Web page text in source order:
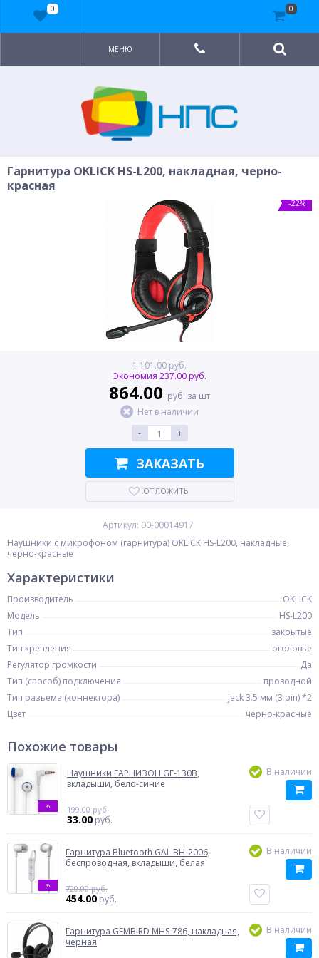
МЕНЮ
Гарнитура OKLICK HS-L200, накладная, черно-
красная
-22%
1 101.00 руб.
Экономия 237.00 руб.
864.00 руб. за шт
Нет в наличии
-
+
ЗАКАЗАТЬ
ОТЛОЖИТЬ
Артикул: 00-00014917
Наушники с микрофоном (гарнитура) OKLICK HS-L200, накладные,
черно-красные
Характеристики
Производитель
OKLICK
Модель
HS-L200
Тип
закрытые
Тип крепления
оголовье
Регулятор громкости
Да
Тип (способ) подключения
проводной
Тип разъема (коннектора)
jack 3.5 мм (3 pin) *2
Цвет
черно-красные
Похожие товары
%
Наушники ГАРНИЗОН GE-130B,
вкладыши, бело-синие
199.00 руб.
33.00 руб.
В наличии
%
Гарнитура Bluetooth GAL BH-2006,
беспроводная, вкладыши, белая
720.00 руб.
454.00 руб.
В наличии
Гарнитура GEMBIRD MHS-786, накладная,
черная
В наличии
0 0